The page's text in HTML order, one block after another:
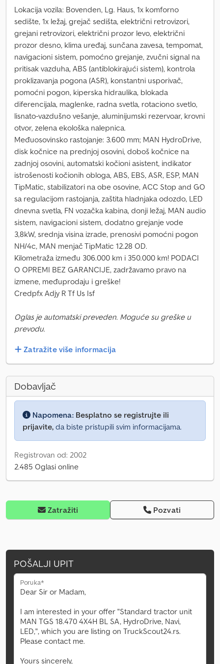
Lokacija vozila: Bovenden, Lg. Haus, 1x komforno
sedište, 1x ležaj, grejač sedišta, električni retrovizori,
grejani retrovizori, električni prozor levo, električni
prozor desno, klima uređaj, sunčana zavesa, tempomat,
navigacioni sistem, pomoćno grejanje, zvučni signal na
pritisak vazduha, ABS (antiblokirajući sistem), kontrola
proklizavanja pogona (ASR), konstantni usporivač,
pomoćni pogon, kiperska hidraulika, blokada
diferencijala, maglenke, radna svetla, rotaciono svetlo,
lisnato-vazdušno vešanje, aluminijumski rezervoar, krovni
otvor, zelena ekološka nalepnica.
Međuosovinsko rastojanje: 3.600 mm; MAN HydroDrive,
disk kočnice na prednjoj osovini, doboš kočnice na
zadnjoj osovini, automatski kočioni asistent, indikator
istrošenosti kočionih obloga, ABS, EBS, ASR, ESP, MAN
TipMatic, stabilizatori na obe osovine, ACC Stop and GO
sa regulacijom rastojanja, zaštita hladnjaka odozdo, LED
dnevna svetla, FN vozačka kabina, donji ležaj, MAN audio
sistem, navigacioni sistem, dodatno grejanje vode
3,8kW, srednja visina izrade, prenosivi pomoćni pogon
NH/4c, MAN menjač TipMatic 12.28 OD.
Kilometraža između 306.000 km i 350.000 km! PODACI
O OPREMI BEZ GARANCIJE, zadržavamo pravo na
izmene, međuprodaju i greške!
Credpfx Adjy R Tf Us Isf
Oglas je automatski preveden. Moguće su greške u
prevodu.
Zatražite više informacija
Dobavljač
Napomena: Besplatno se registrujte ili
prijavite, da biste pristupili svim informacijama.
Registrovan od: 2002
2.485 Oglasi online
Zatražiti Pozvati
POŠALJI UPIT
Poruka*